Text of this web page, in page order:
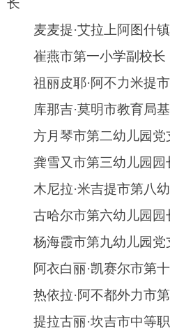
热汗古丽·阿布都克热木阿
小学校长
阿丽亚·玉山阿扎克镇中心幼
陈玉成阿扎克镇麦依小学党
祖丽胡马·米吉提阿扎克镇
记、校长
塔努尔·艾尔肯阿扎克镇库兰
李银阿扎克镇中心幼儿园库
古丽斯曼·托合提阿扎克镇中
分园党支部书记、园长
排日扎提·阿布力米提阿扎